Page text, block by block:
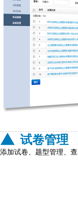
试卷管理
添加试卷、题型管理、